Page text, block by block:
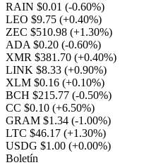
RAIN $0.01 (-0.60%)
LEO $9.75 (+0.40%)
ZEC $510.98 (+1.30%)
ADA $0.20 (-0.60%)
XMR $381.70 (+0.40%)
LINK $8.33 (+0.90%)
XLM $0.16 (+0.10%)
BCH $215.77 (-0.50%)
CC $0.10 (+6.50%)
GRAM $1.34 (-1.00%)
LTC $46.17 (+1.30%)
USDG $1.00 (+0.00%)
Boletín